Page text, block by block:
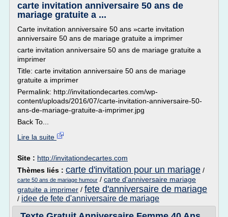
carte invitation anniversaire 50 ans de
mariage gratuite a ...
Carte invitation anniversaire 50 ans »carte invitation
anniversaire 50 ans de mariage gratuite a imprimer
carte invitation anniversaire 50 ans de mariage gratuite a
imprimer
Title: carte invitation anniversaire 50 ans de mariage
gratuite a imprimer
Permalink: http://invitationdecartes.com/wp-
content/uploads/2016/07/carte-invitation-anniversaire-50-
ans-de-mariage-gratuite-a-imprimer.jpg
Back To...
Lire la suite
Site : http://invitationdecartes.com
Thèmes liés : carte d'invitation pour un mariage /
carte 50 ans de mariage humour / carte d'anniversaire mariage
gratuite a imprimer / fete d'anniversaire de mariage
/ idee de fete d'anniversaire de mariage